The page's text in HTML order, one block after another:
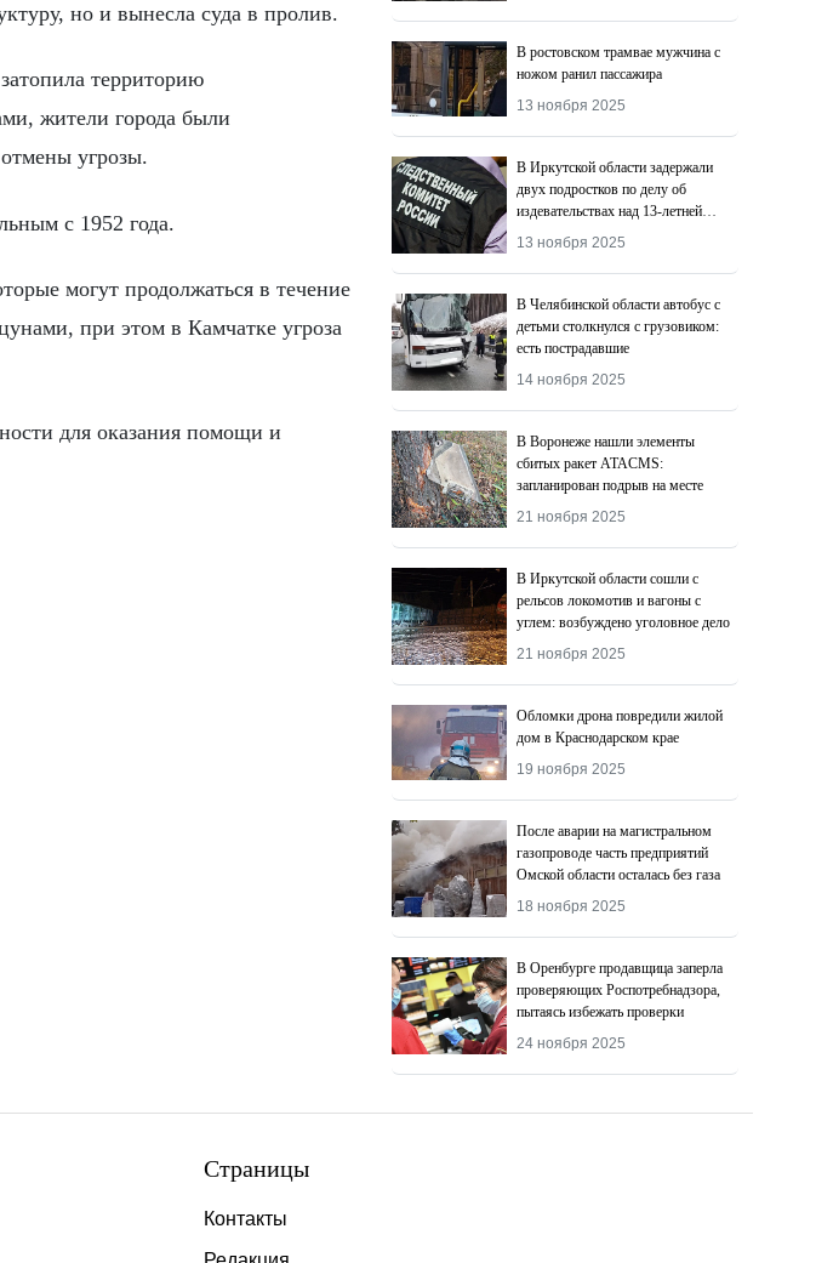
но и вынесла суда в пролив.
территорию
жители города были
угрозы.
с 1952 года.
могут продолжаться в течение
при этом в Камчатке угроза
для оказания помощи и
В ростовском трамвае мужчина с
ножом ранил пассажира
13 ноября 2025
В Иркутской области задержали
двух подростков по делу об
издевательствах над 13-летней
девочкой
13 ноября 2025
В Челябинской области автобус с
детьми столкнулся с грузовиком:
есть пострадавшие
14 ноября 2025
В Воронеже нашли элементы
сбитых ракет ATACMS:
запланирован подрыв на месте
21 ноября 2025
В Иркутской области сошли с
рельсов локомотив и вагоны с
углем: возбуждено уголовное дело
21 ноября 2025
Обломки дрона повредили жилой
дом в Краснодарском крае
19 ноября 2025
После аварии на магистральном
газопроводе часть предприятий
Омской области осталась без газа
18 ноября 2025
В Оренбурге продавщица заперла
проверяющих Роспотребнадзора,
пытаясь избежать проверки
24 ноября 2025
Страницы
Контакты